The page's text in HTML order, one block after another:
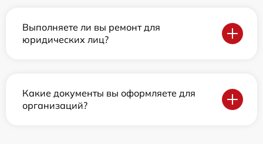
Выполняете ли вы ремонт для
юридических лиц?
Какие документы вы оформляете для
организаций?